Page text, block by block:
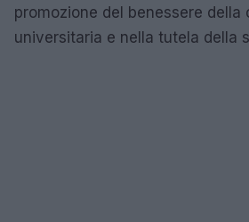
promozione del benessere della
universitaria e nella tutela della